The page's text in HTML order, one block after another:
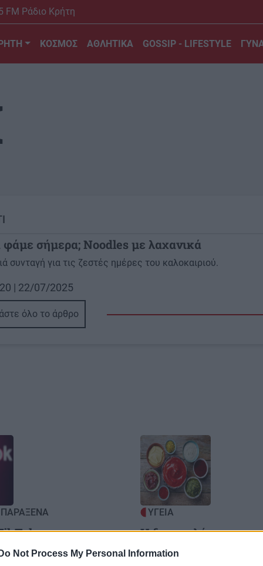
Do Not Process My Personal Information
FM Ράδιο Κρήτη
ΚΟΣΜΟΣ ΑΘΛΗΤΙΚΑ GOSSIP - LIFESTYLE
φάμε σήμερα; Noodles με λαχανικά
συνταγή για τις ζεστές ημέρες του καλοκαιριού.
| 22/07/2025
όλο το άρθρο
ΠΑΡΑΞΕΝΑ
το «τεστ της
δείχνει αν ζεις την
(βίντεο)
Image
ΥΓΕΙΑ
Η δημοφιλής σως
χρόνιες ασθένειες και
παχυσαρκία